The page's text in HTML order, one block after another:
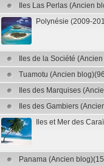
Iles Las Perlas (Ancien
Polynésie (2009-
Iles de la Société
Tuamotu (Ancien
Iles des Marquises
Iles des Gambiers
Iles et Mer des
Panama (Ancien